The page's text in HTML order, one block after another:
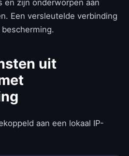
en zijn onderworpen aan
Een versleutelde verbinding
uit
aan een lokaal IP-